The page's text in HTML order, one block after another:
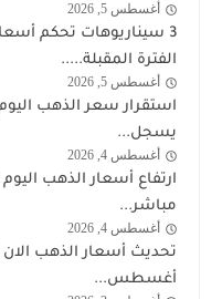
اخبار
أغسطس 5, 2026
3 سيناريوهات تحكم
الفترة المقبلة.....
اخبار
أغسطس 5, 2026
يسجل...
اخبار
أغسطس 4, 2026
ارتفاع أسعار الذهب
مباشر...
اخبار
أغسطس 4, 2026
أغسطس...